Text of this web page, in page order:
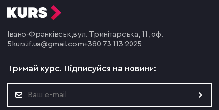
Івано-Франківськ, вул. Тринітарська, 11, оф.
5 kurs.if.ua@gmail.com+380 73 113 2025
Тримай курс. Підписуйся на новини: